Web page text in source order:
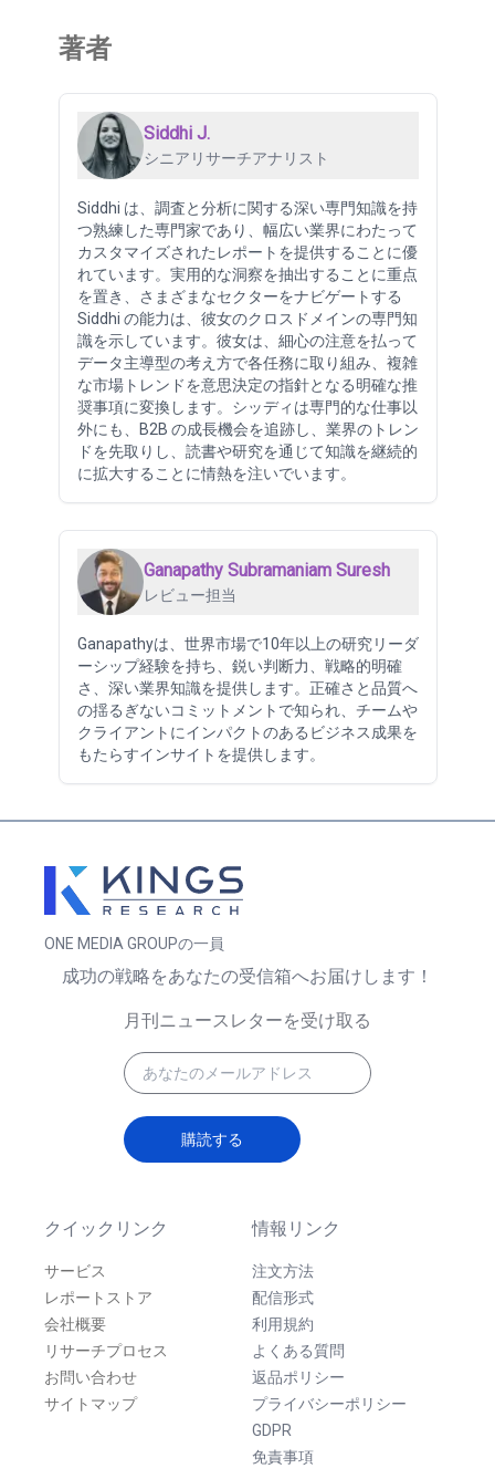
著者
Siddhi J.
シニアリサーチアナリスト
Siddhi は、調査と分析に関する深い専門知識を持
つ熟練した専門家であり、幅広い業界にわたって
カスタマイズされたレポートを提供することに優
れています。実用的な洞察を抽出することに重点
を置き、さまざまなセクターをナビゲートする
Siddhi の能力は、彼女のクロスドメインの専門知
識を示しています。彼女は、細心の注意を払って
データ主導型の考え方で各任務に取り組み、複雑
な市場トレンドを意思決定の指針となる明確な推
奨事項に変換します。シッディは専門的な仕事以
外にも、B2B の成長機会を追跡し、業界のトレン
ドを先取りし、読書や研究を通じて知識を継続的
に拡大することに情熱を注いでいます。
Ganapathy Subramaniam Suresh
レビュー担当
Ganapathyは、世界市場で10年以上の研究リーダ
ーシップ経験を持ち、鋭い判断力、戦略的明確
さ、深い業界知識を提供します。正確さと品質へ
の揺るぎないコミットメントで知られ、チームや
クライアントにインパクトのあるビジネス成果を
もたらすインサイトを提供します。
ONE MEDIA GROUPの一員
クイックリンク
サービス
レポートストア
会社概要
リサーチプロセス
お問い合わせ
サイトマップ
情報リンク
注文方法
配信形式
利用規約
よくある質問
返品ポリシー
プライバシーポリシー
GDPR
免責事項
成功の戦略をあなたの受信箱へお届けします！
月刊ニュースレターを受け取る
購読する